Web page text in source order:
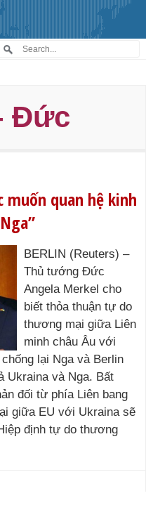
Đức
quan hệ kinh
BERLIN (Reuters) –
Thủ tướng Đức
Angela Merkel cho
biết thỏa thuận tự do
thương mại giữa Liên
minh châu Âu với
lại Nga và Berlin
Ukraina và Nga. Bất
đối từ phía Liên bang
giữa EU với Ukraina sẽ
định tự do thương